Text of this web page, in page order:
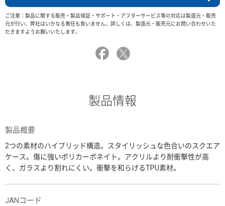
ご注意：製品に関する販売・製品保証・サポート・アフターサービス等の対応は製造元・販売
元が行い、弊社はいかなる責任も負いません。詳しくは、製造元・販売元にお問い合わせいた
だきますようお願いいたします。
製品情報
製品概要
2つの素材のハイブリッド構造。スタイリッシュな色合いのスクエア
ケース。傷に強いポリカーボネイト。アクリルより耐衝撃性が高
く、ガラスより割れにくい。衝撃を和らげるTPU素材。
JANコード